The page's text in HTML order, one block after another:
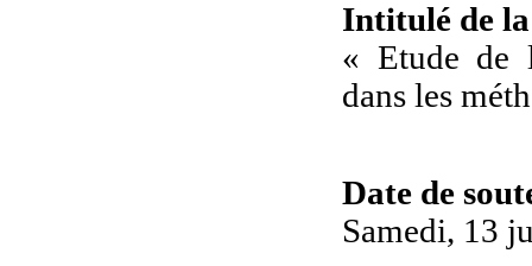
Intitulé de
« Etude de
dans les
Date de
Samedi, 13